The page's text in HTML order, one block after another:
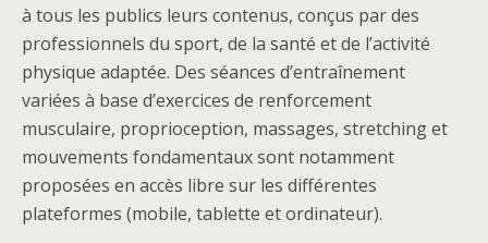
à tous les publics leurs contenus, conçus par des
professionnels du sport, de la santé et de l’activité
physique adaptée. Des séances d’entraînement
variées à base d’exercices de renforcement
musculaire, proprioception, massages, stretching et
mouvements fondamentaux sont notamment
proposées en accès libre sur les différentes
plateformes (mobile, tablette et ordinateur).